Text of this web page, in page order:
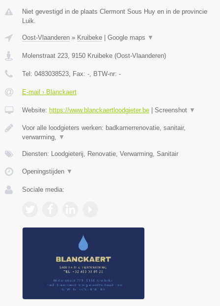
Niet gevestigd in de plaats Clermont Sous Huy en in de provincie
Luik.
Oost-Vlaanderen » Kruibeke Google maps ▼
Molenstraat 223 9150 Kruibeke (Oost-Vlaanderen)
Tel: 0483038523 , Fax: - , BTW-nr: -
E-mail › Blanckaert
Website: https://www.blanckaertloodgieter.be Screenshot ▼
Voor alle loodgieters werken: badkamerrenovatie, sanitair,
verwarming,
▼
Diensten: Loodgieterij, Renovatie, Verwarming, Sanitair
Openingstijden ▼
Sociale media: